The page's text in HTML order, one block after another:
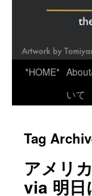
*HOME*
いて
Tag
アメリ
via 明日